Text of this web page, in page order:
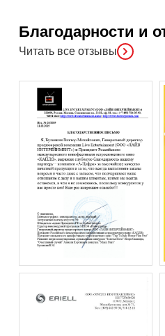
Благодарности и
Читать все отзывы